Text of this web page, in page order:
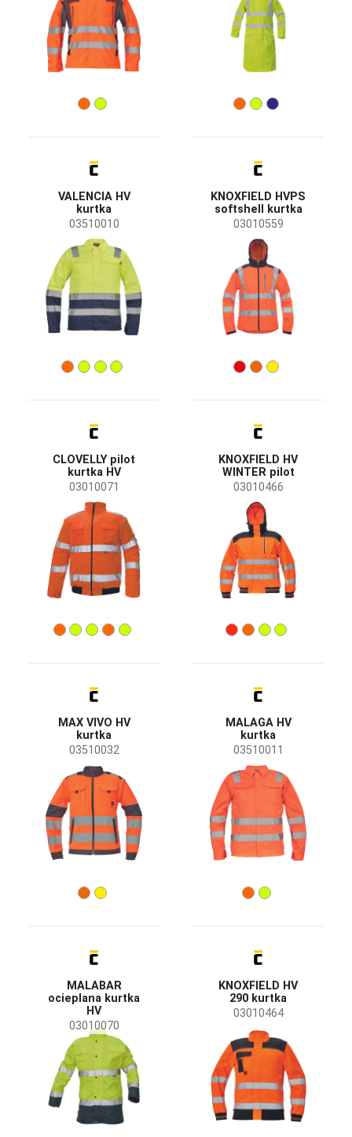
VALENCIA HV
kurtka
03510010
KNOXFIELD HVPS
softshell kurtka
03010559
CLOVELLY pilot
kurtka HV
03010071
KNOXFIELD HV
WINTER pilot
03010466
MAX VIVO HV
kurtka
03510032
MALAGA HV
kurtka
03510011
MALABAR
ocieplana kurtka
HV
03010070
KNOXFIELD HV
290 kurtka
03010464